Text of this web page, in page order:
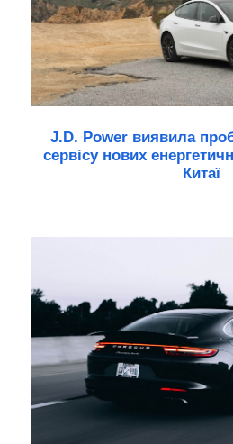
J.D. Power виявила
сервісу нових
Китаї